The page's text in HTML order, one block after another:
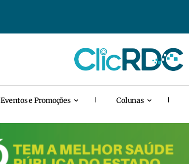
Eventos e Promoções Colunas